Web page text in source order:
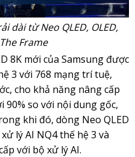
dài từ Neo QLED, OLED,
Frame
8Kmới của Samsungđược
3 với 768 mạng trí tuệ,
cho khả năng nâng cấp
90% so với nội dung gốc,
khi đó, dòng Neo QLED
lý AI NQ4 thế hệ 3 và
với bộ xử lý AI.